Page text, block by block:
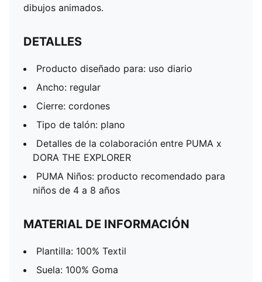
dibujos animados.
DETALLES
Producto diseñado para: uso diario
Ancho: regular
Cierre: cordones
Tipo de talón: plano
Detalles de la colaboración entre PUMA x
DORA THE EXPLORER
PUMA Niños: producto recomendado para
niños de 4 a 8 años
MATERIAL DE INFORMACIÓN
Plantilla: 100% Textil
Suela: 100% Goma